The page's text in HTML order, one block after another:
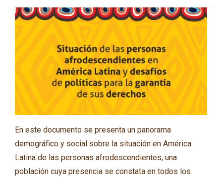
En este documento se presenta un panorama
demográfico y social sobre la situación en América
Latina de las personas afrodescendientes, una
población cuya presencia se constata en todos los